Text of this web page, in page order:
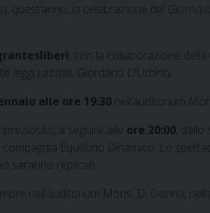
quest’anno, la celebrazione del
, con la collaborazione
leggi razziali, Giordano D’Urbino:
alle ore 19:30 nell’auditorium
a seguire alle ore 20:00 ,
Equilibrio Dinamico. Lo
saranno replicati.
nell’auditorium Mons. Di Donna,